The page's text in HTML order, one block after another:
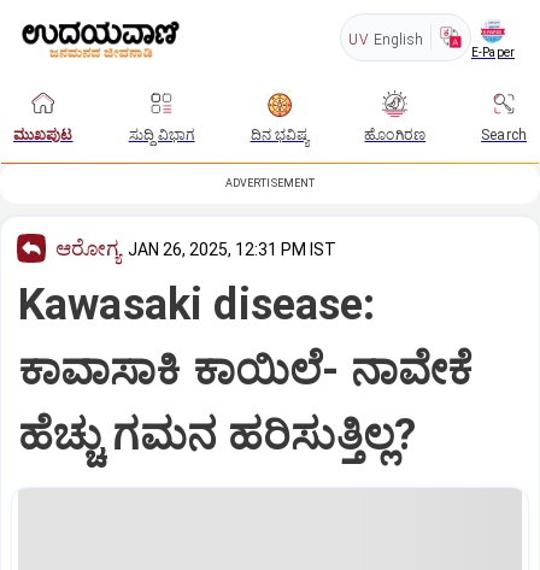
UV English
E-Paper
ಮುಖಪುಟ ಸುದ್ದಿ ವಿಭಾಗ ದಿನ ಭವಿಷ್ಯ ಹೊಂಗಿರಣ Search
ADVERTISEMENT
ಆರೋಗ್ಯ JAN 26, 2025, 12:31 PM IST
Kawasaki disease:
ಕಾವಾಸಾಕಿ ಕಾಯಿಲೆ- ನಾವೇಕೆ
ಹೆಚ್ಚು ಗಮನ ಹರಿಸುತ್ತಿಲ್ಲ?